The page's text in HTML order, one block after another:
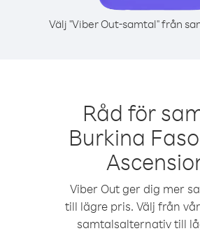
Välj "Viber Out-samtal" från
Råd för
Burkina
Viber Out ger dig mer
till lägre pris. Välj från
samtalsalternativ till